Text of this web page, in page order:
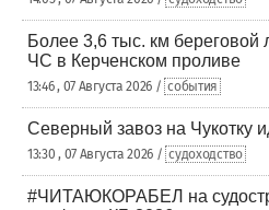
Более 3,6 тыс. км береговой
ЧС в Керченском проливе
13:46 , 07 Августа 2026 / события
Северный завоз на Чукотку
13:30 , 07 Августа 2026 / судоходство
#ЧИТАЮКОРАБЕЛ на